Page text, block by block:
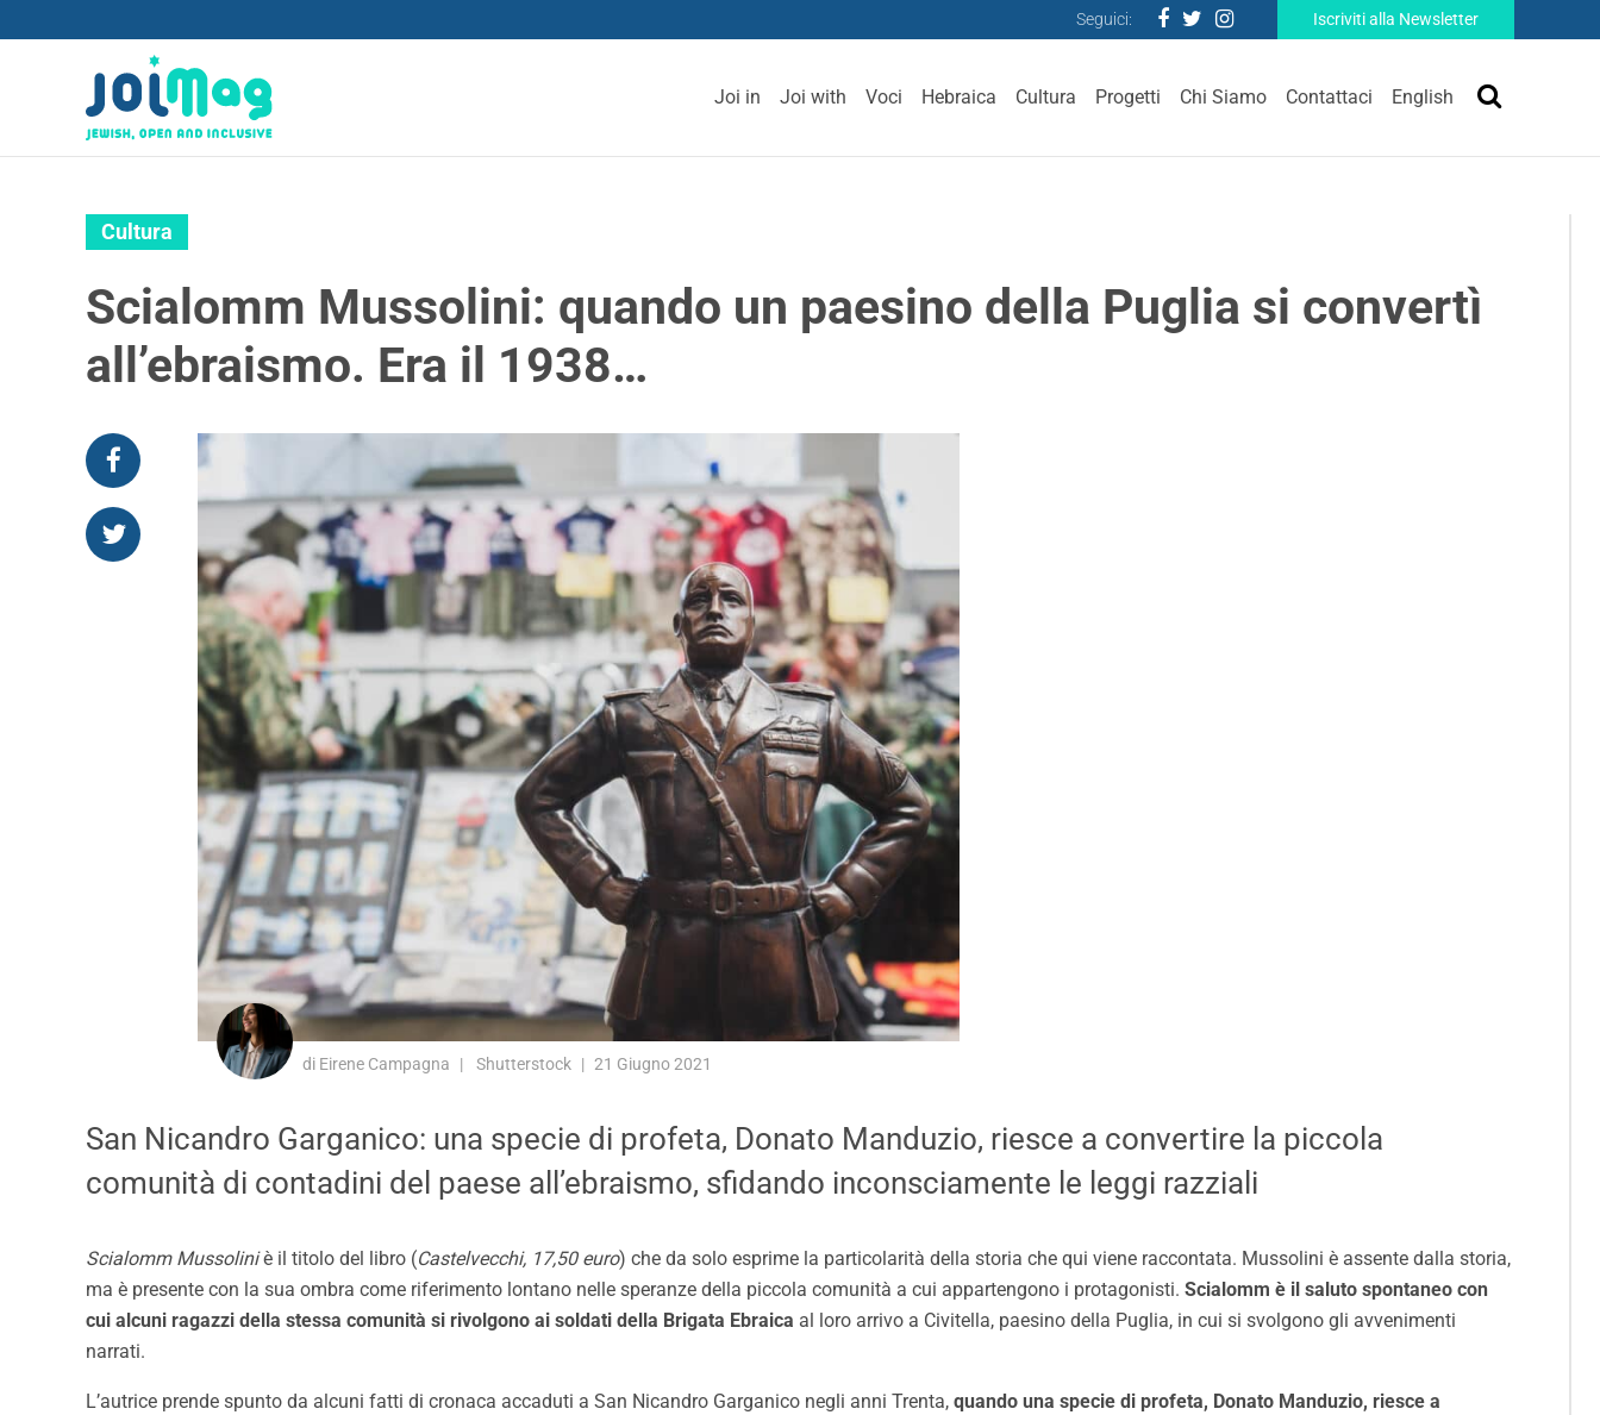
Seguici: Iscriviti alla Newsletter
Joi in Joi with Voci Hebraica Cultura Progetti Chi Siamo Contattaci English
Cultura
Scialomm Mussolini: quando un paesino della Puglia si convertì
all’ebraismo. Era il 1938…
di Eirene Campagna Shutterstock 21 Giugno 2021
San Nicandro Garganico: una specie di profeta, Donato Manduzio, riesce a convertire la piccola
comunità di contadini del paese all’ebraismo, sfidando inconsciamente le leggi razziali
Scialomm Mussoliniè il titolo del libro (Castelvecchi, 17,50 euro) che da solo esprime la particolarità della storia che qui viene raccontata. Mussolini è assente dalla storia,
ma è presente con la sua ombra come riferimento lontano nelle speranze della piccola comunità a cui appartengono i protagonisti. Scialomm è il saluto spontaneo con
cui alcuni ragazzi della stessa comunità si rivolgono ai soldati della Brigata Ebraica al loro arrivo a Civitella, paesino della Puglia, in cui si svolgono gli avvenimenti
narrati.
L’autrice prende spunto da alcuni fatti di cronaca accaduti a San Nicandro Garganico negli anni Trenta, quando una specie di profeta, Donato Manduzio, riesce a